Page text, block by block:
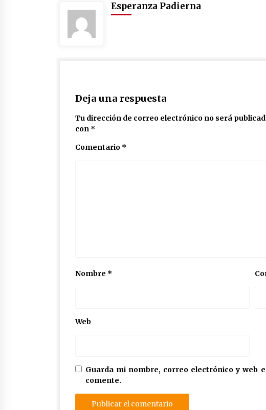
Esperanza Padierna
Deja una respuesta
Tu dirección de correo electrónico no será
con *
Comentario *
Nombre *
Web
Guarda mi nombre, correo electrónico y web
comente.